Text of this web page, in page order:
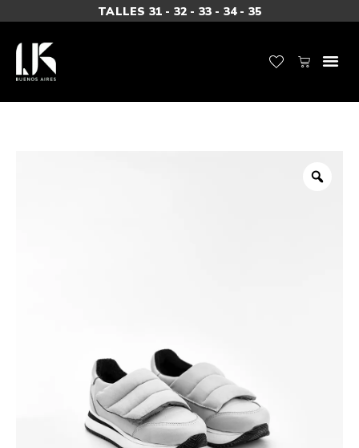
TALLES 31 - 32 - 33 - 34 - 35